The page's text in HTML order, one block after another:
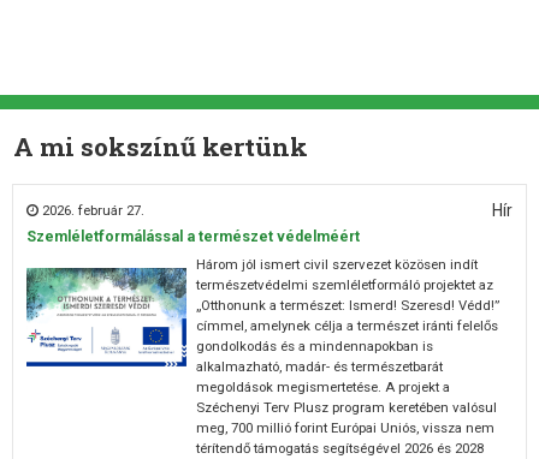
A mi sokszínű kertünk
2026. február 27. Hír
Szemléletformálással a természet védelméért
Három jól ismert civil szervezet közösen indít
természetvédelmi szemléletformáló projektet az
„Otthonunk a természet: Ismerd! Szeresd! Védd!”
címmel, amelynek célja a természet iránti felelős
gondolkodás és a mindennapokban is
alkalmazható, madár- és természetbarát
megoldások megismertetése. A projekt a
Széchenyi Terv Plusz program keretében valósul
meg, 700 millió forint Európai Uniós, vissza nem
térítendő támogatás segítségével 2026 és 2028